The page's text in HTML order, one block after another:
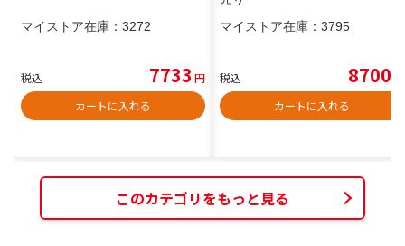
マイストア在庫： 3272
税込 7733 円
カートに入れる
マイストア在庫： 3795
税込 8700
カートに入れる
このカテゴリをもっと見る